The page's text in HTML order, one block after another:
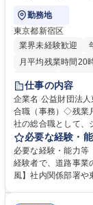
勤務地
東京都新宿区
業界未経験歓迎
月平均残業時間20
研修あり
退職金
駅近5分以内
資
仕事の内容
企業名 公益財団法人東京都道路
合職（事務）◇残業月平
社の総合職として、
等のフロント部門の
制度やキャリア支援が充
管理部門：広報、人
門：駐車場の新規開
必要な経験・
必要な経験・能力等
経験者で、道路事業
風】社内関係部署や